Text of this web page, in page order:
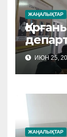
ЖАҢАЛЫҚТАР
өтті
ИЮН 25,
ЖАҢАЛЫҚТАР